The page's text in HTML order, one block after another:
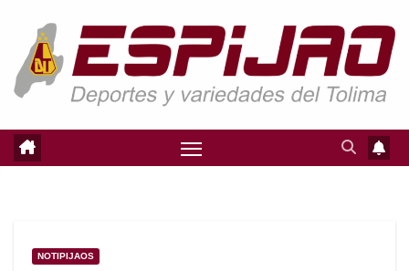
contenido
NOTIPIJAOS